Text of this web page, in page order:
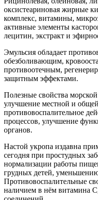
оксистеариновая жирные
комплекс, витамины,
активные элементы
лецитин, экстракт и
Эмульсия обладает
обезболивающим,
противоотечным,
защитным эффектами.
Полезные свойства
улучшение местной и
противовоспалительное
процессов, улучшение
органов.
Настой укропа издавна
сегодня при простудных
нормализации работы
грудных детей,
Противовоспалительные
наличием в нём витамина